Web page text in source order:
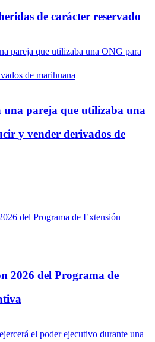
de carácter reservado
una pareja que utilizaba una
y vender derivados de
2026 del Programa de